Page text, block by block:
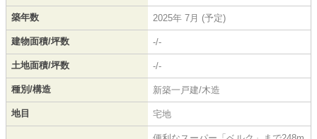
築年数 2025年 7月 (予定)
建物面積/坪数 -/-
土地面積/坪数 -/-
種別/構造 新築一戸建/木造
地目 宅地